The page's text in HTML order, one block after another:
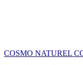
COSMO NATUREL